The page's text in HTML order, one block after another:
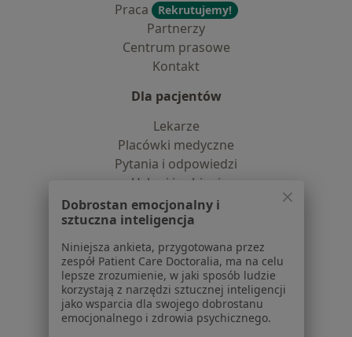
Praca
Rekrutujemy!
Partnerzy
Centrum prasowe
Kontakt
Dla pacjentów
Lekarze
Placówki medyczne
Pytania i odpowiedzi
Usługi i zabiegi
Choroby
Pomoc
Aplikacje mobilne
Blog dla pacjentów
Dla profesjonalistów
Cennik
Dobrostan emocjonalny i
sztuczna inteligencja
Niniejsza ankieta, przygotowana przez
zespół Patient Care Doctoralia, ma na celu
lepsze zrozumienie, w jaki sposób ludzie
korzystają z narzędzi sztucznej inteligencji
jako wsparcia dla swojego dobrostanu
emocjonalnego i zdrowia psychicznego.